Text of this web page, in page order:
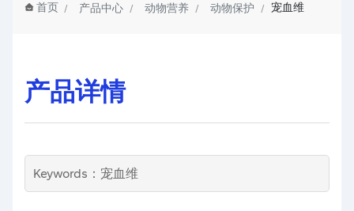
首页 产品中心 动物营养 动物保护 宠血维
产品详情
Keywords：宠血维